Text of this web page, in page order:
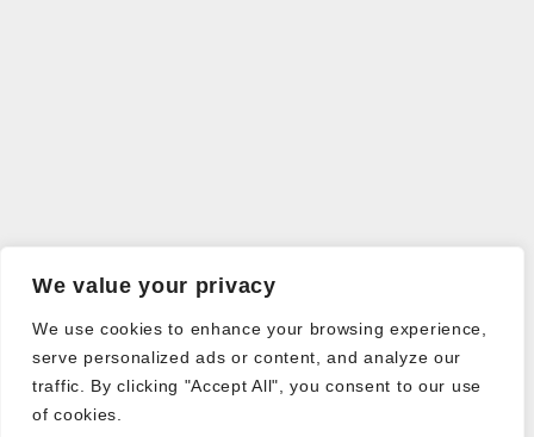
We value your privacy
We use cookies to enhance your browsing experience,
serve personalized ads or content, and analyze our
traffic. By clicking "Accept All", you consent to our use
of cookies.